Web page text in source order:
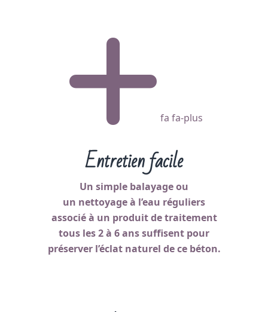
fa fa-plus
Entretien facile
Un simple balayage ou
un nettoyage à l’eau réguliers
associé à un produit de traitement
tous les 2 à 6 ans suffisent pour
préserver l’éclat naturel de ce béton.